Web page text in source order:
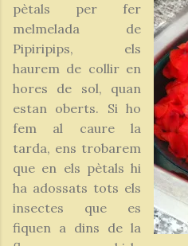
pètals per fer
melmelada de
Pipiripips, els
haurem de collir en
hores de sol, quan
estan oberts. Si ho
fem al caure la
tarda, ens trobarem
que en els pètals hi
ha adossats tots els
insectes que es
fiquen a dins de la